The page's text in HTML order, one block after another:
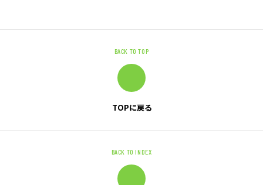
UTグループが取り組む重点課題
ステークホルダー・エンゲージメント
BACK TO TOP
TOPに戻る
BACK TO INDEX